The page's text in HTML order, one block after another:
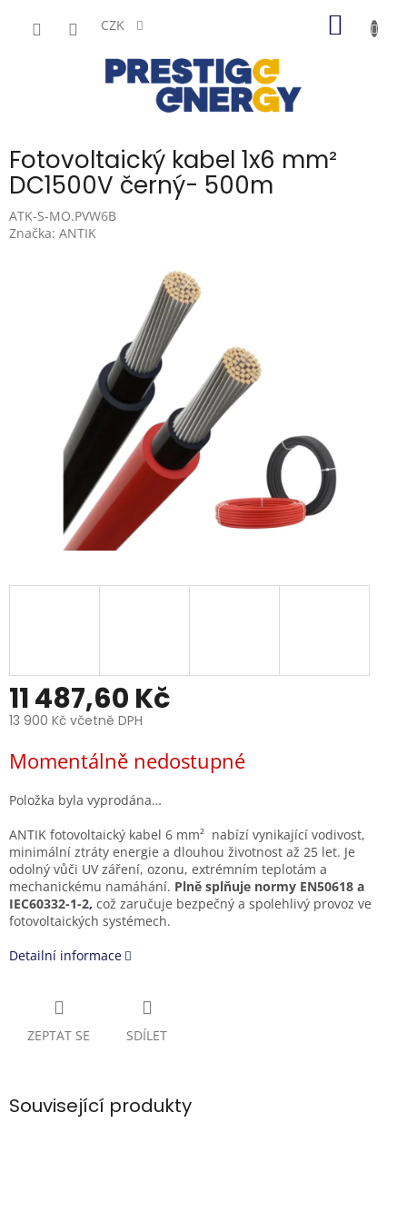
CZK
Fotovoltaický kabel 1x6 mm²
DC1500V černý- 500m
ATK-S-MO.PVW6B
Značka: ANTIK
11 487,60 Kč
13 900 Kč včetně DPH
cena:
Momentálně nedostupné
Položka byla vyprodána…
ANTIK fotovoltaický kabel 6 mm² nabízí vynikající vodivost,
minimální ztráty energie a dlouhou životnost až 25 let. Je
odolný vůči UV záření, ozonu, extrémním teplotám a
mechanickému namáhání. Plně splňuje normy EN50618 a
IEC60332-1-2, což zaručuje bezpečný a spolehlivý provoz ve
fotovoltaických systémech.
Detailní informace
ZEPTAT SE SDÍLET
Související produkty